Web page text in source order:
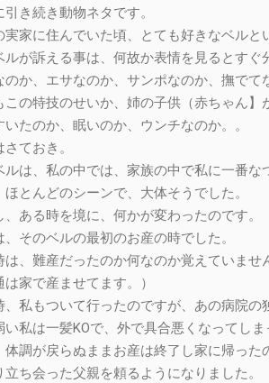
引き続き動物ネタです。
実家に住んでいた頃、とても好きなベルと
ルが訴える事は、何故か表情を見るとすぐ
のか、エサなのか、サンポなのか、撫でて
この特技のせいか、姉の子供（赤ちゃん】
いたのか、眠いのか、ウンチなのか。。
ておき。
ルは、私の中では、家族の中で私に一番な
ほとんどのシーンで、大体そうでした。
、ある時を境に、何かが変わったのです。
、そのベルの最初のお産の時でした。
は、難産だったのか何なのか覚えていませ
は家で産ませてます。）
、私もついて行ったのですが、あの病院
い私は一髪KOで、外で具合悪くなってしま
体調が戻らぬままお産は終了し家に帰っ
立ち会った父親を頼るようになりました。